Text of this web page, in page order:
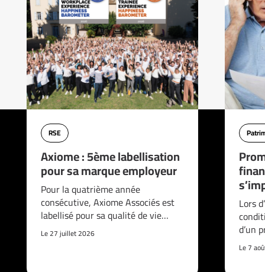
RSE
Axiome : 5ème labellisation
pour sa marque employeur
Pour la quatrième année
consécutive, Axiome Associés est
labellisé pour sa qualité de vie…
Le 27 juillet 2026
Lors
d’un
Le 7